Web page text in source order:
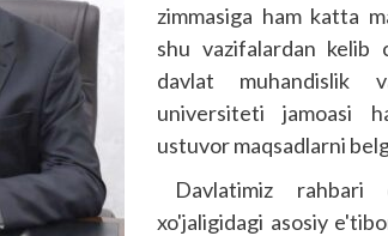
zimmasiga ham katta
shu vazifalardan kelib
davlat muhandislik
universiteti jamoasi
ustuvor maqsadlarni
Davlatimiz
xo'jaligidagi asosiy